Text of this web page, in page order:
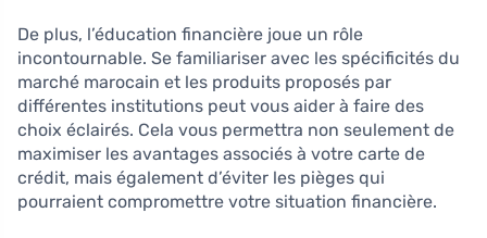
De plus, l’éducation financière joue un rôle
incontournable. Se familiariser avec les spécificités du
marché marocain et les produits proposés par
différentes institutions peut vous aider à faire des
choix éclairés. Cela vous permettra non seulement de
maximiser les avantages associés à votre carte de
crédit, mais également d’éviter les pièges qui
pourraient compromettre votre situation financière.